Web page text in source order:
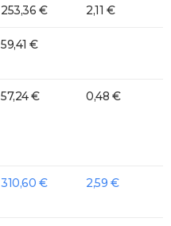
253,36 € 2,11 €
59,41 €
57,24 € 0,48 €
310,60 € 2,59 €